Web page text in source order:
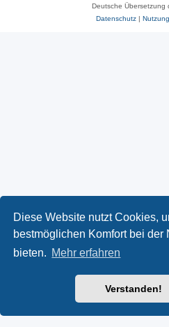
Diese Website nutzt Cookies,
bestmöglichen Komfort bei der
bieten. Mehr erfahren
Verstanden!
Deutsche Übersetzung
Datenschutz|